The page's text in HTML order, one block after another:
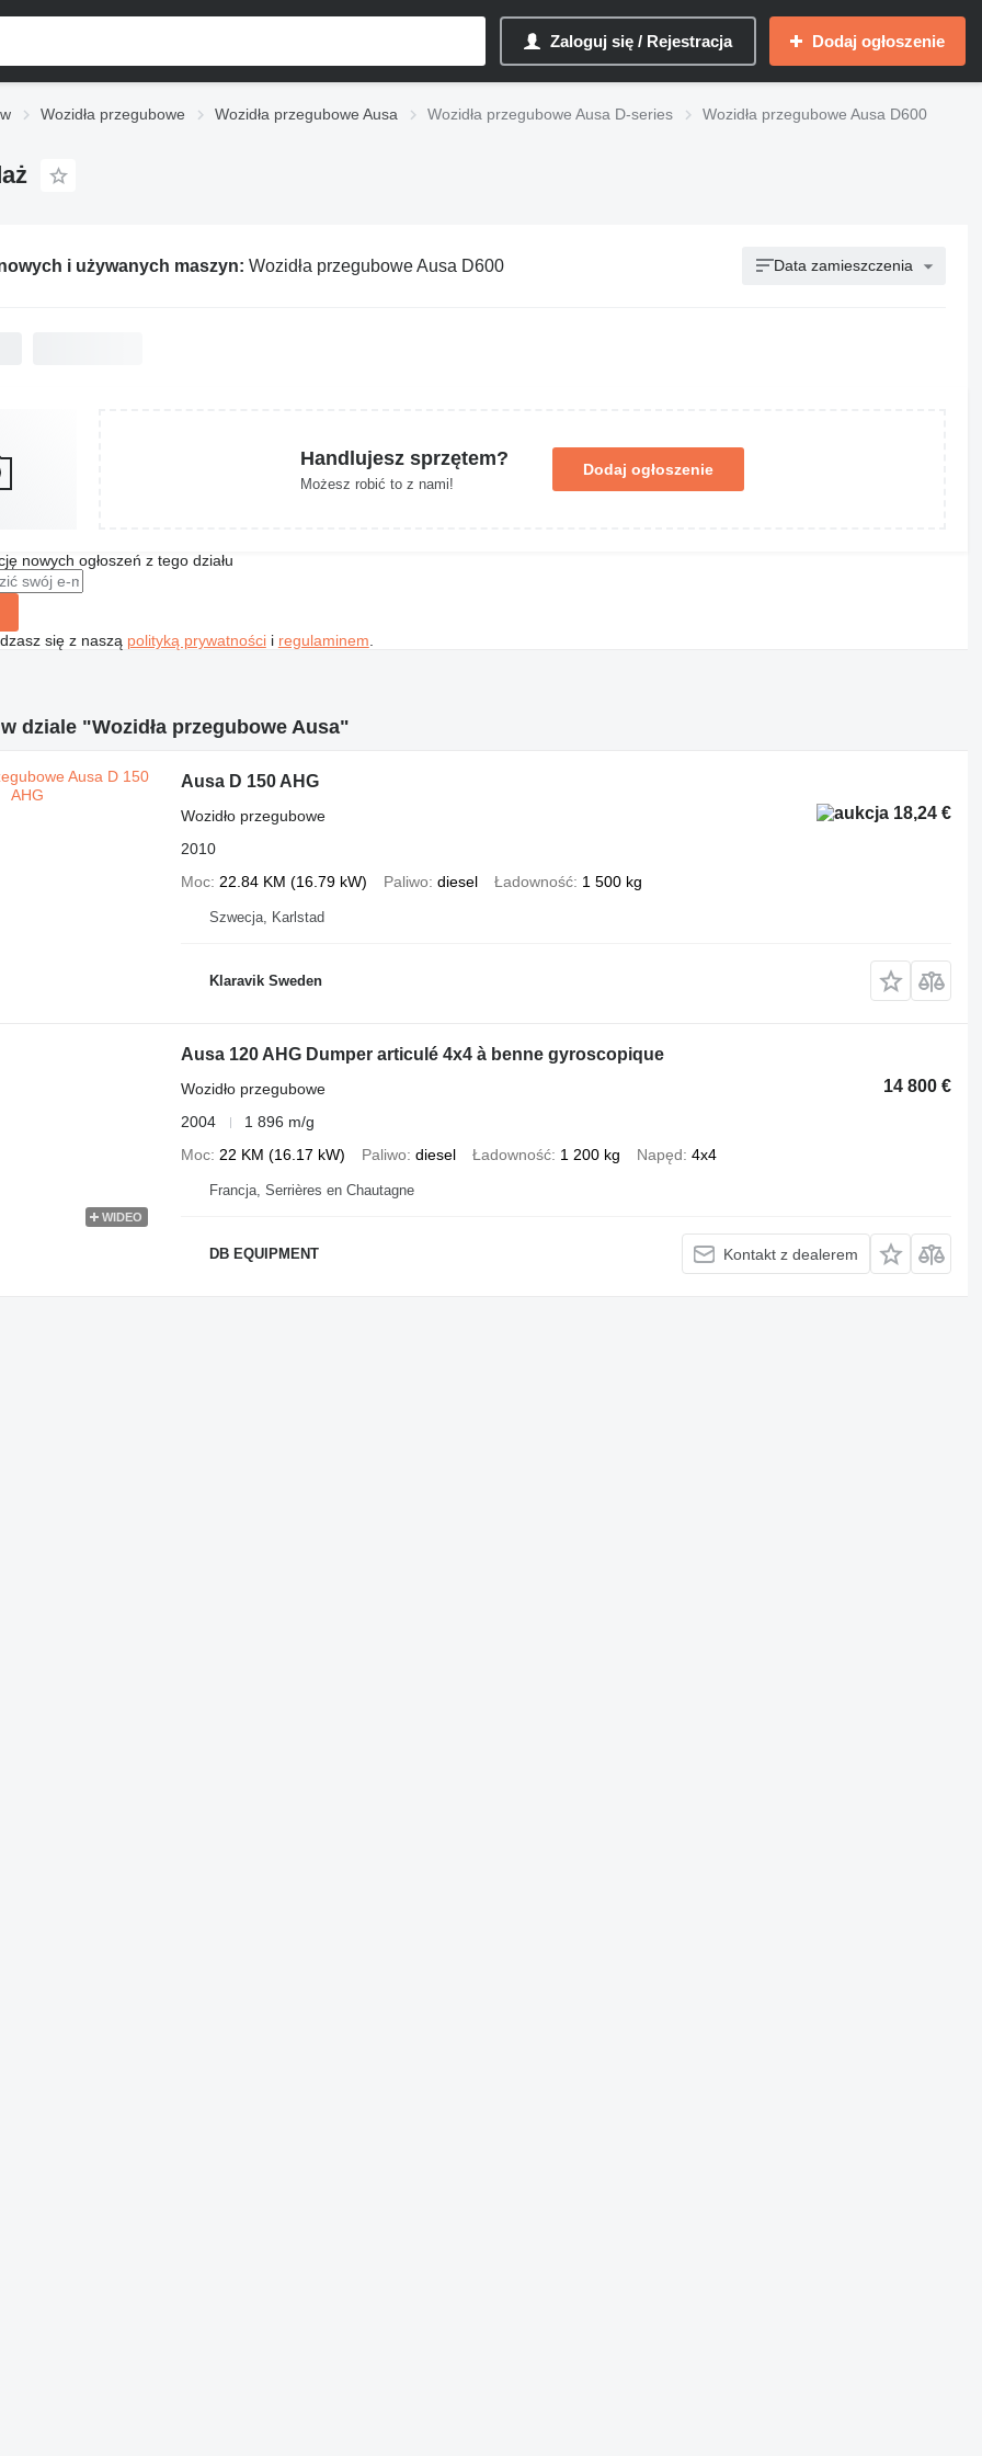
Zaloguj się / Rejestracja Dodaj ogłoszenie
Wozidła przegubowe Wozidła przegubowe Ausa Wozidła przegubowe Ausa D-series Wozidła przegubowe Ausa D600
i używanych maszyn: Wozidła przegubowe Ausa D600 Data zamieszczenia
Handlujesz sprzętem?
Możesz robić to z nami!
Dodaj ogłoszenie
nowych ogłoszeń z tego działu
się z naszą polityką prywatnościi regulaminem
dziale "Wozidła przegubowe Ausa"
Ausa D 150 AHG
18,24 €
Wozidło przegubowe
2010
Moc 22.84 KM (16.79 kW) Paliwo diesel Ładowność 1 500 kg
Szwecja, Karlstad
Klaravik Sweden
WIDEO
Ausa 120 AHG Dumper articulé 4x4 à benne gyroscopique
14 800 €
Wozidło przegubowe
2004
1 896 m/g
Moc 22 KM (16.17 kW) Paliwo diesel Ładowność 1 200 kg Napęd 4x4
Francja, Serrières en Chautagne
DB EQUIPMENT Kontakt z dealerem